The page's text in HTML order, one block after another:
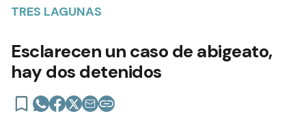
TRES LAGUNAS
Esclarecen un caso de abigeato,
hay dos detenidos